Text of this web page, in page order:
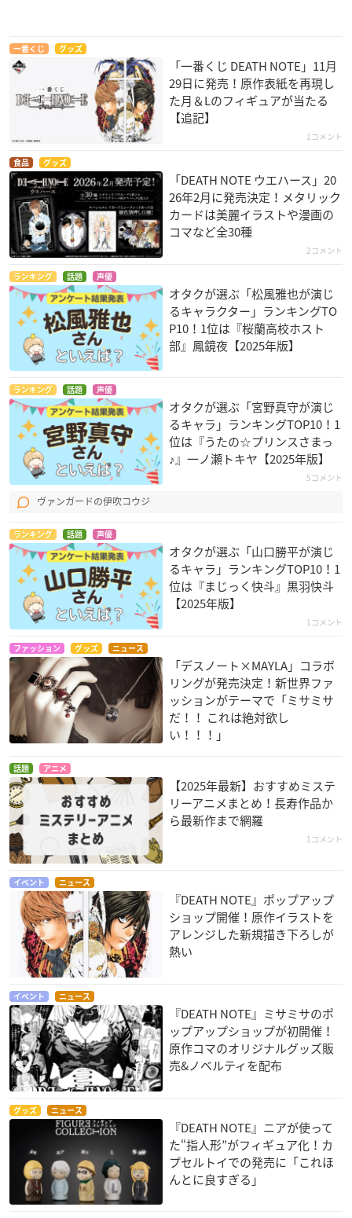
一番くじ グッズ
「一番くじ DEATH NOTE」11月
29日に発売！原作表紙を再現し
た月＆Lのフィギュアが当たる
【追記】
1コメント
食品 グッズ
「DEATH NOTE ウエハース」20
26年2月に発売決定！メタリック
カードは美麗イラストや漫画の
コマなど全30種
2コメント
ランキング 話題 声優
オタクが選ぶ「松風雅也が演じ
るキャラクター」ランキングTO
P10！1位は『桜蘭高校ホスト
部』鳳鏡夜【2025年版】
ランキング 話題 声優
オタクが選ぶ「宮野真守が演じ
るキャラ」ランキングTOP10！1
位は『うたの☆プリンスさまっ
♪』一ノ瀬トキヤ【2025年版】
5コメント
ヴァンガードの伊吹コウジ
ランキング 話題 声優
オタクが選ぶ「山口勝平が演じ
るキャラ」ランキングTOP10！1
位は『まじっく快斗』黒羽快斗
【2025年版】
1コメント
ファッション グッズ ニュース
「デスノート×MAYLA」コラボ
リングが発売決定！新世界ファ
ッションがテーマで「ミサミサ
だ！！ これは絶対欲し
い！！！」
話題 アニメ
【2025年最新】おすすめミステ
リーアニメまとめ！長寿作品か
ら最新作まで網羅
1コメント
イベント ニュース
『DEATH NOTE』ポップアップ
ショップ開催！原作イラストを
アレンジした新規描き下ろしが
熱い
イベント ニュース
『DEATH NOTE』ミサミサのポ
ップアップショップが初開催！
原作コマのオリジナルグッズ販
売&ノベルティを配布
グッズ ニュース
『DEATH NOTE』ニアが使って
た“指人形”がフィギュア化！カ
プセルトイでの発売に「これほ
んとに良すぎる」